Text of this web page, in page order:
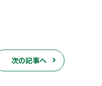
次の記事へ